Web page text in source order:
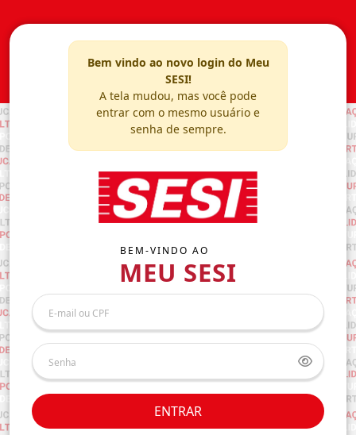
Bem vindo ao novo login do Meu
SESI!
A tela mudou, mas você pode
entrar com o mesmo usuário e
senha de sempre.
BEM-VINDO AO
MEU SESI
ENTRAR